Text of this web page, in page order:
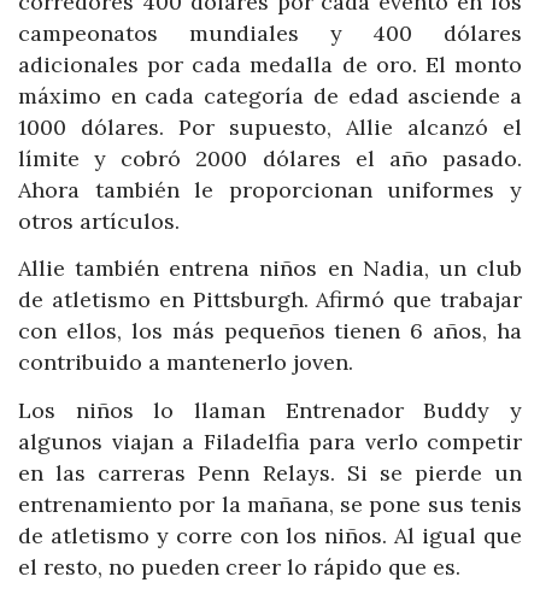
campeonatos mundiales y 400 dólares
adicionales por cada medalla de oro. El monto
máximo en cada categoría de edad asciende a
1000 dólares. Por supuesto, Allie alcanzó el
límite y cobró 2000 dólares el año pasado.
Ahora también le proporcionan uniformes y
otros artículos.
Allie también entrena niños en Nadia, un club
de atletismo en Pittsburgh. Afirmó que trabajar
con ellos, los más pequeños tienen 6 años, ha
contribuido a mantenerlo joven.
Los niños lo llaman Entrenador Buddy y
algunos viajan a Filadelfia para verlo competir
en las carreras Penn Relays. Si se pierde un
entrenamiento por la mañana, se pone sus tenis
de atletismo y corre con los niños. Al igual que
el resto, no pueden creer lo rápido que es.